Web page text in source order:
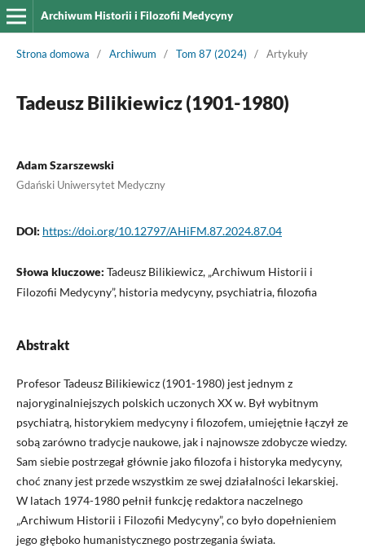
Archiwum Historii i Filozofii Medycyny
Strona domowa / Archiwum / Tom 87 (2024) / Artykuły
Tadeusz Bilikiewicz (1901-1980)
Adam Szarszewski
Gdański Uniwersytet Medyczny
DOI: https://doi.org/10.12797/AHiFM.87.2024.87.04
Słowa kluczowe: Tadeusz Bilikiewicz, „Archiwum Historii i
Filozofii Medycyny”, historia medycyny, psychiatria, filozofia
Abstrakt
Profesor Tadeusz Bilikiewicz (1901-1980) jest jednym z
najoryginalniejszych polskich uczonych XX w. Był wybitnym
psychiatrą, historykiem medycyny i filozofem, umiejętnie łączył ze
sobą zarówno tradycje naukowe, jak i najnowsze zdobycze wiedzy.
Sam siebie postrzegał głównie jako filozofa i historyka medycyny,
choć znany jest przede wszystkim ze swej działalności lekarskiej.
W latach 1974-1980 pełnił funkcję redaktora naczelnego
„Archiwum Historii i Filozofii Medycyny”, co było dopełnieniem
jego głęboko humanistycznego postrzegania świata.